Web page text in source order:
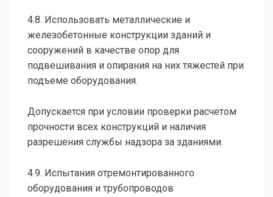
4.8. Использовать металлические и
железобетонные конструкции зданий и
сооружений в качестве опор для
подвешивания и опирания на них тяжестей при
подъеме оборудования.
Допускается при условии проверки расчетом
прочности всех конструкций и наличия
разрешения службы надзора за зданиями.
4.9. Испытания отремонтированного
оборудования и трубопроводов